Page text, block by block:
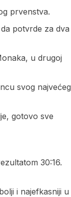
prvenstva.
potvrde za dva
u drugoj
svog najvećeg
gotovo sve
30:16.
i najefkasniji u